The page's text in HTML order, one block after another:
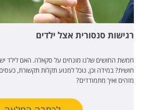
רגישות סנסורית אצל ילדים
חמשת החושים שלנו מונחים על סקאלה. האם לילד
חושית? במידה וכן, נוכל למנוע תקלות תקשורת,
מזהים ואיך מתמודדים?